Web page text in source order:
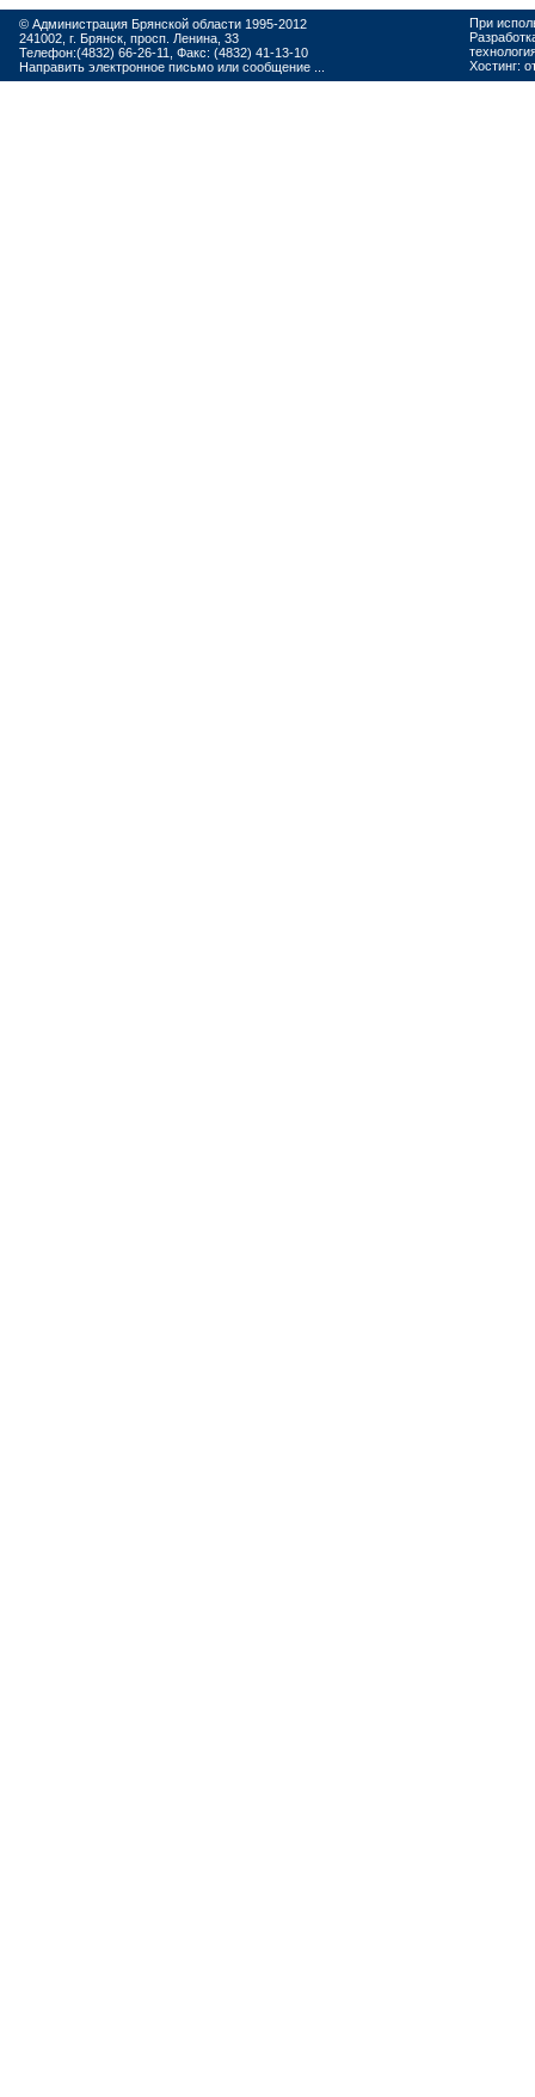
© Администрация Брянской области 1995-2012
241002, г. Брянск, просп. Ленина, 33
Телефон:(4832) 66-26-11, Факс: (4832) 41-13-10
Направить электронное письмо или сообщение ...
При
Хостинг: